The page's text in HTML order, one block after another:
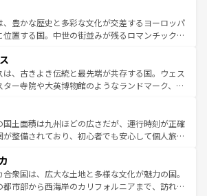
方によって風土や気候が異なるスペインはその個
性で訪れる人を魅了する。 なお、新着のスペイン情報は コ
一覧を参照してほしい。
い魅力が詰まっている。華麗な宮殿、歴史的な大
しいビーチ、そして豊かな自然が、訪れる者を心
する。また、フランスは美食の国としても知ら
ャンパンの発祥地であるランス、プロヴァンスの
ラベンダー畑など、多彩な楽しみ方が可能だ。さ
リ以外の地域にも魅力が溢れており、どの街角に
に足を運ぶとそれぞれで全く異なる文化を体験で
きるだろう。 なお、新着のフランス情報はコンテンツ一覧
てほしい。
、豊かな歴史と多彩な文化が交差するヨーロッパ
位置する国。中世の街並みが残るロマンチック街
この国は、どこを歩いても飽きることがない。ベ
文化的活気、バイエルン州のアルプスの絶景、そ
ン川沿いのワイン畑といった風景は必見。ビール
な人にはぜひ体験してほしい。 なお、新着の
報はコンテンツ一覧を参照してほしい。
は、古きよき伝統と最先端が共存する国。ウェス
ター寺院や大英博物館のようなランドマーク、歴
に異なる魅力がある。また、優雅なアフタヌーン
ビール好きにはたまらない英国パブ、サッカー観
本場だからこそできる体験も豊富。イギリスを旅
を参照してほしい。
国土面積は九州ほどの広さだが、運行時刻が正確
が整備されており、初心者でも安心して個人旅行
そのまま残る町や、スイスならではのユニークな
あり、アルプス観光だけでなく町歩きも満喫する
きる。国民の所得が高いため物価も高いが、旅行
合衆国は、広大な土地と多様な文化が魅力の国。
都市部から西海岸のカリフォルニアまで、訪れる